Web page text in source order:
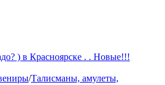
) в Красноярске . . Новые!!!
/Талисманы, амулеты,